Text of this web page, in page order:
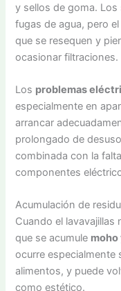
y sellos de goma.
fugas de agua, pero
que se resequen y
ocasionar filtraciones.
Los problemas
especialmente en
arrancar
prolongado de
combinada con la
componentes
Acumulación de
Cuando el
que se acumule moho
ocurre especialmente
alimentos, y puede
como estético.